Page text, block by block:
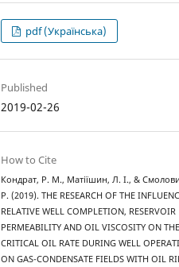
pdf (Українська)
Published
2019-02-26
How to Cite
Кондрат, Р. М., Матіїшин, Л. І., &
Р. (2019). THE RESEARCH OF THE
RELATIVE WELL COMPLETION, RESERVOIR
PERMEABILITY AND OIL VISCOSITY ON
CRITICAL OIL RATE DURING WELL
ON GAS-CONDENSATE FIELDS WITH OIL